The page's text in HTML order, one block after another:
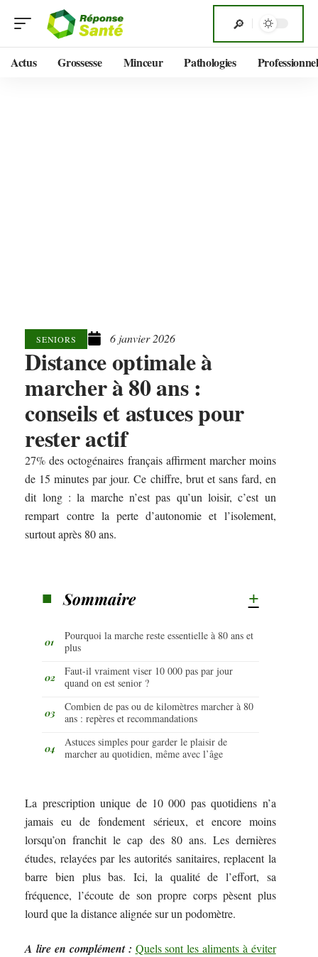
Actus Grossesse Minceur Pathologies
SENIORS 6 janvier 2026
Distance optimale à
marcher à 80 ans :
conseils et astuces pour
rester actif
27% des octogénaires français affirment marcher moins
de 15 minutes par jour. Ce chiffre, brut et sans fard, en
dit long : la marche n’est pas qu’un loisir, c’est un
rempart contre la perte d’autonomie et l’isolement,
surtout après 80 ans.
Sommaire
Pourquoi la marche reste essentielle à 80 ans et
plus
Faut-il vraiment viser 10 000 pas par jour
quand on est senior ?
Combien de pas ou de kilomètres marcher à 80
ans : repères et recommandations
Astuces simples pour garder le plaisir de
marcher au quotidien, même avec l’âge
La prescription unique de 10 000 pas quotidiens n’a
jamais eu de fondement sérieux, et encore moins
lorsqu’on franchit le cap des 80 ans. Les dernières
études, relayées par les autorités sanitaires, replacent la
barre bien plus bas. Ici, la qualité de l’effort, sa
fréquence, l’écoute de son propre corps pèsent plus
lourd que la distance alignée sur un podomètre.
A lire en complément : Quels sont les aliments à éviter